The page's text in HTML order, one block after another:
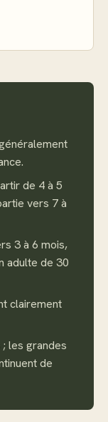
de 4 à 5
vers 7 à
3 à 6 mois,
adulte de 30
clairement
les grandes
de